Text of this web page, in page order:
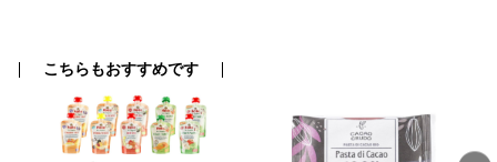
こちらもおすすめです